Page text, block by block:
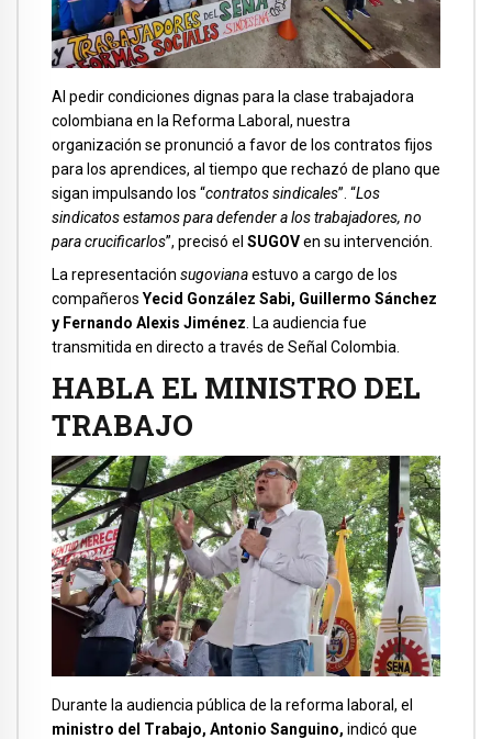
Al pedir condiciones dignas para la clase trabajadora
colombiana en la Reforma Laboral, nuestra
organización se pronunció a favor de los contratos fijos
para los aprendices, al tiempo que rechazó de plano que
sigan impulsando los “contratos sindicales”. “Los
sindicatos estamos para defender a los trabajadores, no
para crucificarlos”, precisó el SUGOVen su intervención.
La representación sugovianaestuvo a cargo de los
compañeros Yecid González Sabi, Guillermo Sánchez
y Fernando Alexis Jiménez. La audiencia fue
transmitida en directo a través de Señal Colombia.
HABLA EL MINISTRO DEL
TRABAJO
Durante la audiencia pública de la reforma laboral, el
ministro del Trabajo, Antonio Sanguino, indicó que